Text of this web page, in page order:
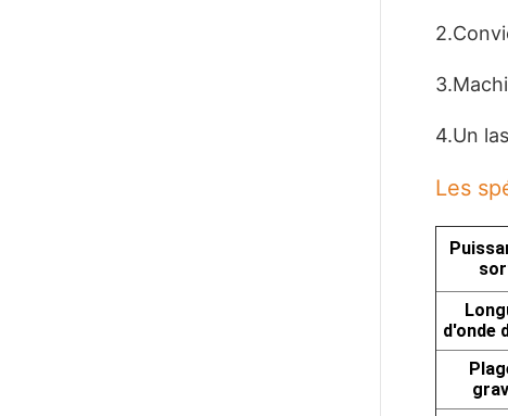
2.
3.
4.Un
Les
d'onde